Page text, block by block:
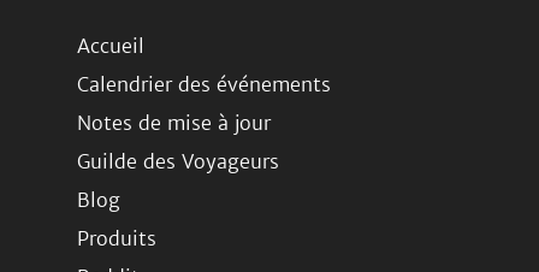
Accueil
Calendrier des événements
Notes de mise à jour
Guilde des Voyageurs
Blog
Produits